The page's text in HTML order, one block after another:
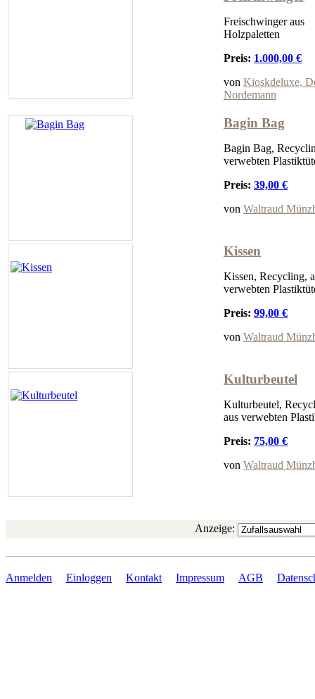
Freischwinger aus
Holzpaletten
Preis: 1.000,00 €
von Kioskdeluxe,
Nordemann
Bagin Bag
Bagin Bag,
verwebten
Preis: 39,00 €
von Waltraud
Kissen
Kissen, Recycling,
verwebten
Preis: 99,00 €
von Waltraud
Kulturbeutel
Kulturbeutel,
aus verwebten
Preis: 75,00 €
von Waltraud
Anzeige:
Anmelden Einloggen Kontakt Impressum AGB